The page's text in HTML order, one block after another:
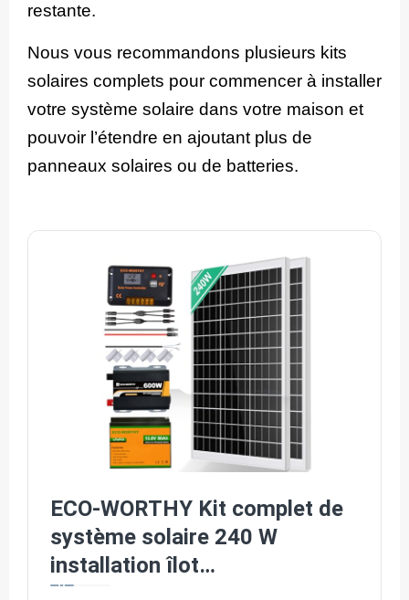
restante.
Nous vous recommandons plusieurs kits
solaires complets pour commencer à installer
votre système solaire dans votre maison et
pouvoir l’étendre en ajoutant plus de
panneaux solaires ou de batteries.
ECO-WORTHY Kit complet de
système solaire 240 W
installation îlot…